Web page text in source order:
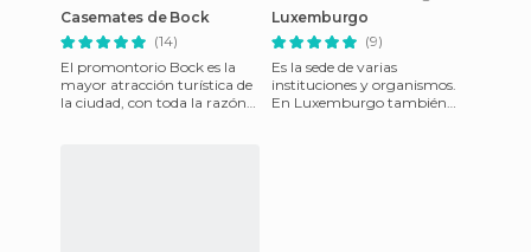
Casemates de Bock
(14)
El promontorio Bock es la
mayor atracción turística de
la ciudad, con toda la razón
Luxemburgo
(9)
Es la sede de varias
instituciones y organismos.
En Luxemburgo también